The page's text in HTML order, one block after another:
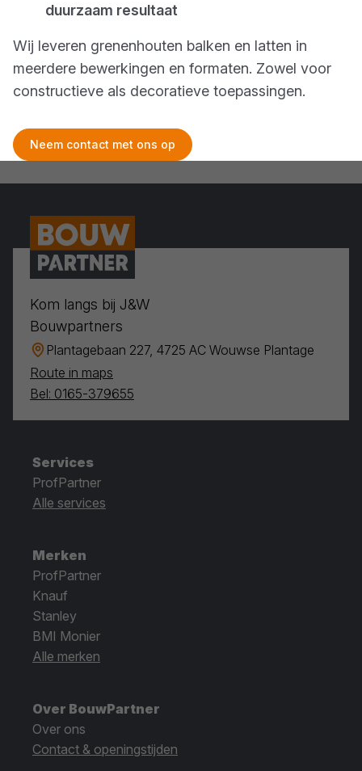
duurzaam resultaat
Wij leveren grenenhouten balken en latten in
meerdere bewerkingen en formaten. Zowel voor
constructieve als decoratieve toepassingen.
Neem contact met ons op
Kom langs bij J&W
Bouwpartners
Plantagebaan 227, 4725 AC Wouwse Plantage
Route in maps
Bel: 0165-379655
Services
ProfPartner
Alle services
Merken
ProfPartner
Knauf
Stanley
BMI Monier
Alle merken
Over BouwPartner
Over ons
Contact & openingstijden